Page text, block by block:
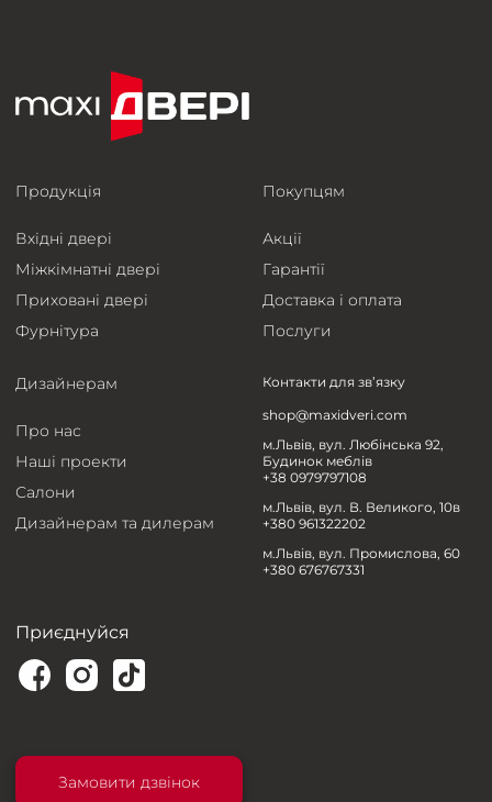
Продукція
Вхідні двері
Міжкімнатні двері
Приховані двері
Фурнітура
Покупцям
Акції
Гарантії
Доставка і оплата
Послуги
Дизайнерам
Про нас
Наші проекти
Салони
Дизайнерам та дилерам
Контакти для зв’язку
shop@maxidveri.com
м.Львів, вул. Любінська 92,
Будинок меблів
+38 0979797108
м.Львів, вул. В. Великого, 10в
+380 961322202
м.Львів, вул. Промислова, 60
+380 676767331
Приєднуйся
Замовити дзвінок